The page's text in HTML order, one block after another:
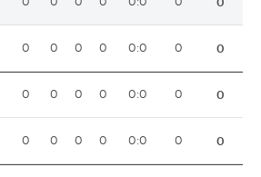
0 0 0 0 0:0 0 0
0 0 0 0 0:0 0 0
0 0 0 0 0:0 0 0